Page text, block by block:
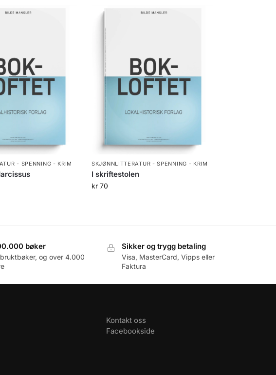
- SPENNING - KRIM SKJØNNLITTERATUR - SPENNING - KRIM
I skriftestolen
kr 70
bøker
og over 4.000
Sikker og trygg betaling
Visa, MasterCard, Vipps eller
Faktura
Kontakt oss
Facebookside